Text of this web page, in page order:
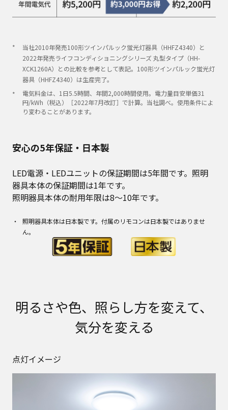
当社2010年発売100形ツインパルック蛍光灯器具（HHFZ4340）と
2022年発売ライフコンディショニングシリーズ 丸型タイプ（HH-
XCK1260A）との比較を参考として表記。100形ツインパルック蛍光灯
器具（HHFZ4340）は生産完了。
電気料金は、1日5.5時間、年間2,000時間使用。電力量目安単価31
円/kWh（税込）［2022年7月改訂］で計算。当社調べ。使用条件によ
り変わることがあります。
安心の5年保証・日本製
LED電源・LEDユニットの保証期間は5年間です。照明
器具本体の保証期間は1年です。
照明器具本体の耐用年限は8～10年です。
照明器具本体は日本製です。付属のリモコンは日本製ではありませ
ん。
明るさや色、照らし方を変えて、
気分を変える
点灯イメージ